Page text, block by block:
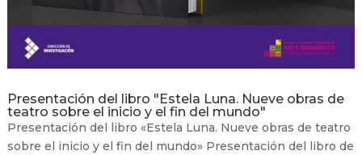
Presentación del libro "Estela Luna. Nueve obras de
teatro sobre el inicio y el fin del mundo"
Presentación del libro «Estela Luna. Nueve obras de teatro
sobre el inicio y el fin del mundo» Presentación del libro de